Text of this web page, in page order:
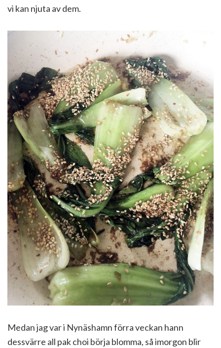
vi kan njuta av dem.
Medan jag var i Nynäshamn förra veckan hann
dessvärre all pak choi börja blomma, så imorgon blir